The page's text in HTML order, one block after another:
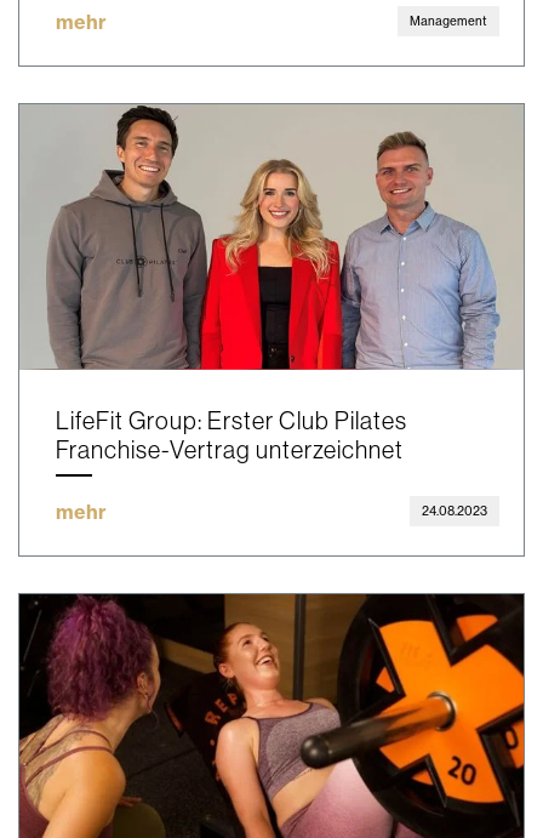
mehr Management
LifeFit Group: Erster Club Pilates
Franchise-Vertrag unterzeichnet
mehr 24.08.2023